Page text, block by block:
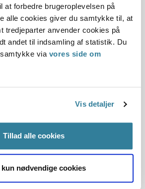
at forbedre brugeroplevelsen på
alle cookies giver du samtykke til, at
tredjeparter anvender cookies på
andet til indsamling af statistik. Du
via vores side om
Vis detaljer
Tillad alle cookies
nødvendige cookies
i 2013 og 2016.
Ankestyrelsen, at der måtte lægges
beskrivelser af
fandt derfor ikke, at tilfældet kunne
Sikrede havde
løft af en barnevognskasse sank
behandling af sagen, oplyste
at hun også var gledet. Der var ikke
i anmeldelsen, i
ændrede sin forklaring, da hun
at hun gled.